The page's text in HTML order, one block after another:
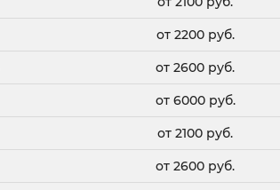
от 2200 руб.
от 2600 руб.
от 6000 руб.
от 2100 руб.
от 2600 руб.